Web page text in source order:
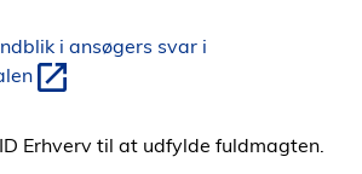
i ansøgers svar i
Erhverv til at udfylde fuldmagten.